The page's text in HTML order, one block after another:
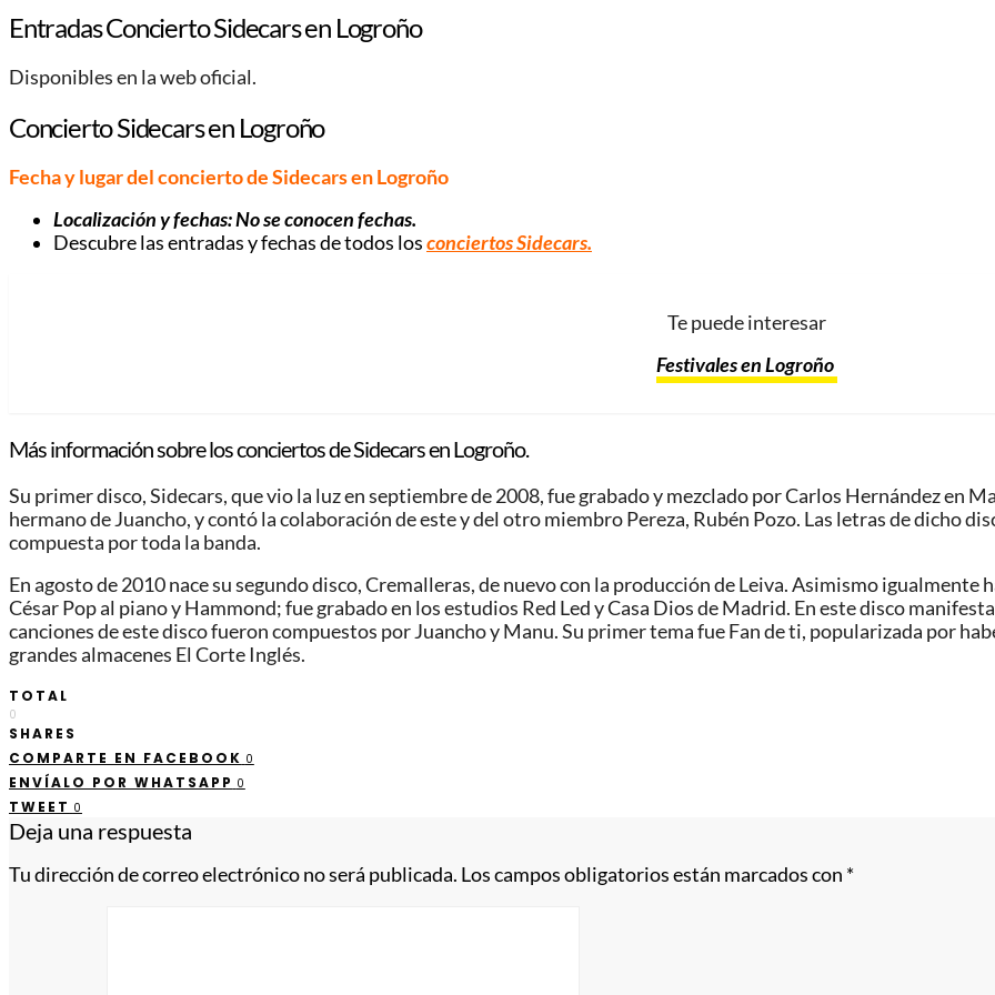
Entradas Concierto Sidecars en Logroño
Disponibles en la web oficial.
Concierto Sidecars en Logroño
Fecha y lugar del concierto de Sidecars en Logroño
Localización y fechas: No se conocen fechas.
Descubre las entradas y fechas de todos losconciertos Sidecars.
Te puede interesar
Festivales en Logroño
Más información sobre los conciertos de Sidecars en Logroño.
Su primer disco, Sidecars, que vio la luz en septiembre de 2008, fue grabado y mezclado por Carlos Hernández en
hermano de Juancho, y contó la colaboración de este y del otro miembro Pereza, Rubén Pozo. Las letras de dicho
compuesta por toda la banda.
En agosto de 2010 nace su segundo disco, Cremalleras, de nuevo con la producción de Leiva. Asimismo igualmente
César Pop al piano y Hammond; fue grabado en los estudios Red Led y Casa Dios de Madrid. En este disco
canciones de este disco fueron compuestos por Juancho y Manu. Su primer tema fue Fan de ti, popularizada por
grandes almacenes El Corte Inglés.
TOTAL
0
SHARES
COMPARTE EN FACEBOOK 0
ENVÍALO POR WHATSAPP 0
TWEET 0
Deja una respuesta
Tu dirección de correo electrónico no será publicada. Los campos obligatorios están marcados con *